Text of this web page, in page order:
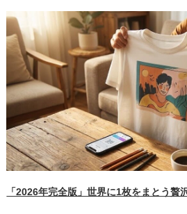
「2026年完全版」世界に1枚をまとう